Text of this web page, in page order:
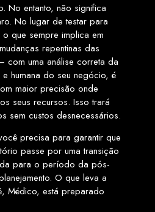
No entanto, não significa
No lugar de testar para
que sempre implica em
repentinas das
com uma análise correta da
humana do seu negócio, é
maior precisão onde
seus recursos. Isso trará
sem custos desnecessários.
precisa para garantir que
passe por uma transição
para o período da pós-
O que leva a
Médico, está preparado